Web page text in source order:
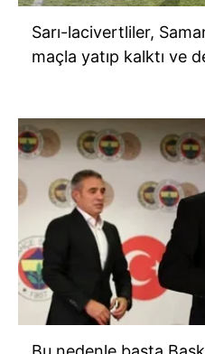
Sarı-lacivertliler,
maçla yatıp kalktı ve